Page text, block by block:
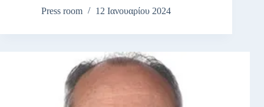
Press room
12 Ιανουαρίου 2024